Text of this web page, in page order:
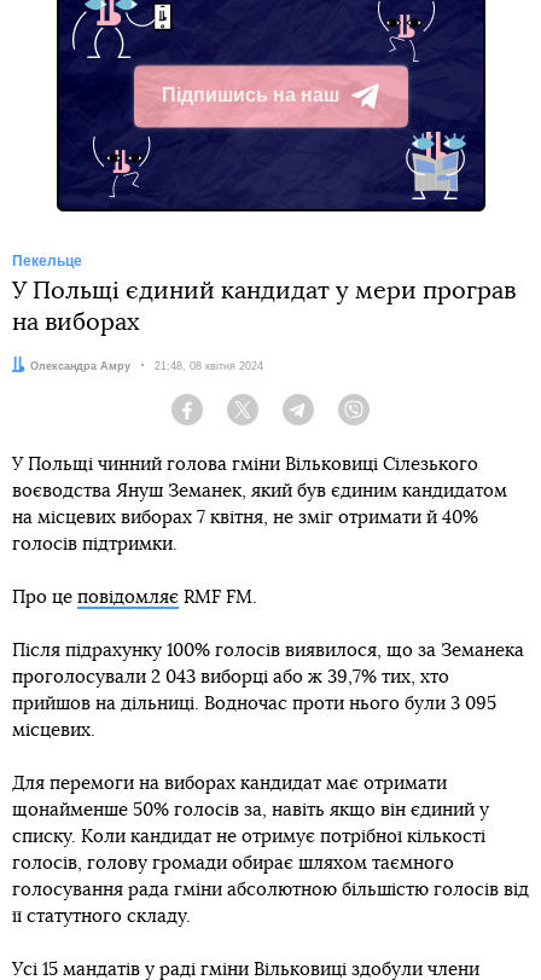
Підпишись на наш
Telegram
Пекельце
У Польщі єдиний кандидат у мери програв
на виборах
Автор:
Олександра Амру Дата:
21:48, 08 квітня 2024
Facebook Twitter Telegram
У Польщі чинний голова гміни Вільковиці Сілезького
воєводства Януш Земанек, який був єдиним кандидатом
на місцевих виборах 7 квітня, не зміг отримати й 40%
голосів підтримки.
Про це повідомляє RMF FM.
Після підрахунку 100% голосів виявилося, що за Земанека
проголосували 2 043 виборці або ж 39,7% тих, хто
прийшов на дільниці. Водночас проти нього були 3 095
місцевих.
Для перемоги на виборах кандидат має отримати
щонайменше 50% голосів за, навіть якщо він єдиний у
списку. Коли кандидат не отримує потрібної кількості
голосів, голову громади обирає шляхом таємного
голосування рада гміни абсолютною більшістю голосів від
її статутного складу.
Усі 15 мандатів у раді гміни Вільковиці здобули члени